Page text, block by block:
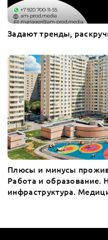
Задают тренды,
Плюсы и минусы
Работа и образование.
инфраструктура.